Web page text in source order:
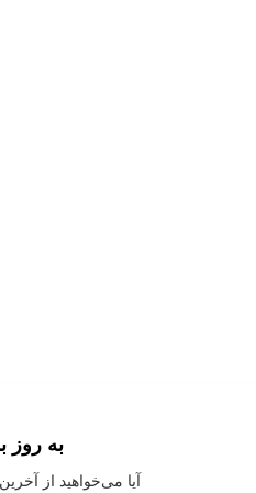
has occurred while loading
به روز
آیا می‌خواهید از